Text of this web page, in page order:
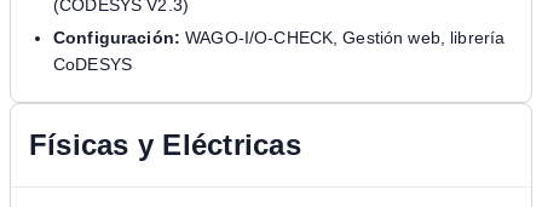
(CODESYS V2.3)
Configuración: WAGO-I/O-CHECK, Gestión web, librería
CoDESYS
Físicas y Eléctricas